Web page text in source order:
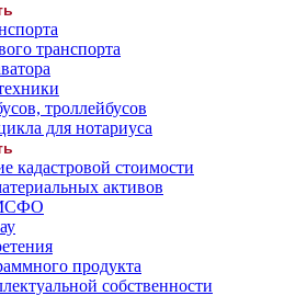
транспорта
троллейбусов
для нотариуса
кадастровой стоимости
активов
продукта
собственности